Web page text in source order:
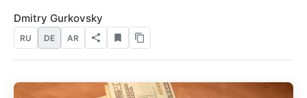
Dmitry Gurkovsky
RU DE AR